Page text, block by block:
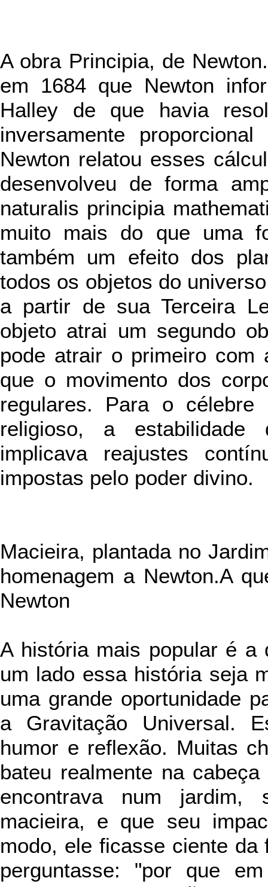
A obra Principia, de
em 1684 que Newton
Halley de que havia
inversamente
Newton relatou esses
desenvolveu de forma
naturalis principia
muito mais do que uma
também um efeito dos
todos os objetos do
a partir de sua Terceira
objeto atrai um segundo
pode atrair o primeiro com
que o movimento dos
regulares. Para o
religioso, a
implicava reajustes
impostas pelo poder divino.
Macieira, plantada no
homenagem a Newton.A
Newton
A história mais popular é a
um lado essa história seja
uma grande oportunidade
a Gravitação Universal.
humor e reflexão. Muitas
bateu realmente na
encontrava num jardim,
macieira, e que seu
modo, ele ficasse ciente
perguntasse: "por que